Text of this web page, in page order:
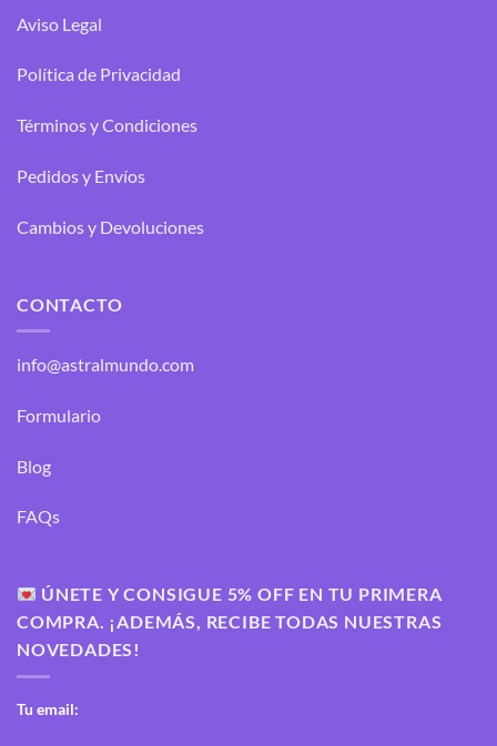
Aviso Legal
Política de Privacidad
Términos y Condiciones
Pedidos y Envíos
Cambios y Devoluciones
CONTACTO
info@astralmundo.com
Formulario
Blog
FAQs
ÚNETE Y CONSIGUE 5% OFF EN TU PRIMERA
COMPRA. ¡ADEMÁS, RECIBE TODAS NUESTRAS
NOVEDADES!
Tu email: